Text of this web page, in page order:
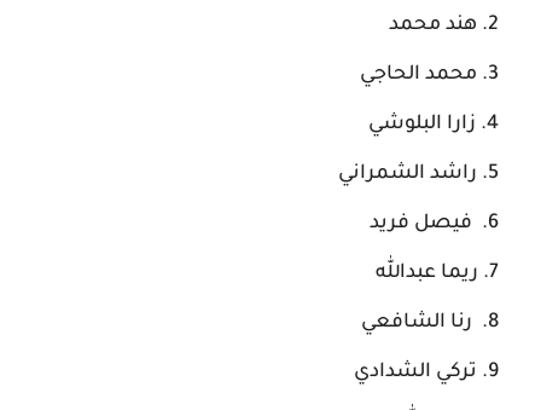
هند محمد
محمد الحاجي
زارا البلوشي
راشد الشمراني
فيصل فريد
ريما عبدالله
رنا الشافعي
تركي الشدادي